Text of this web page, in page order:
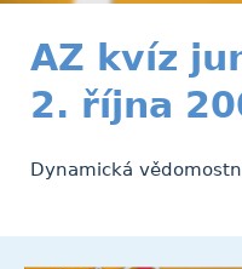
AZ kvíz
2. října
Dynamická